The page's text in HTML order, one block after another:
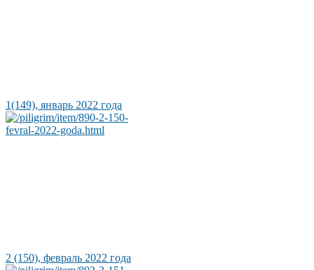
1(149), январь 2022 года
2 (150), февраль 2022 года